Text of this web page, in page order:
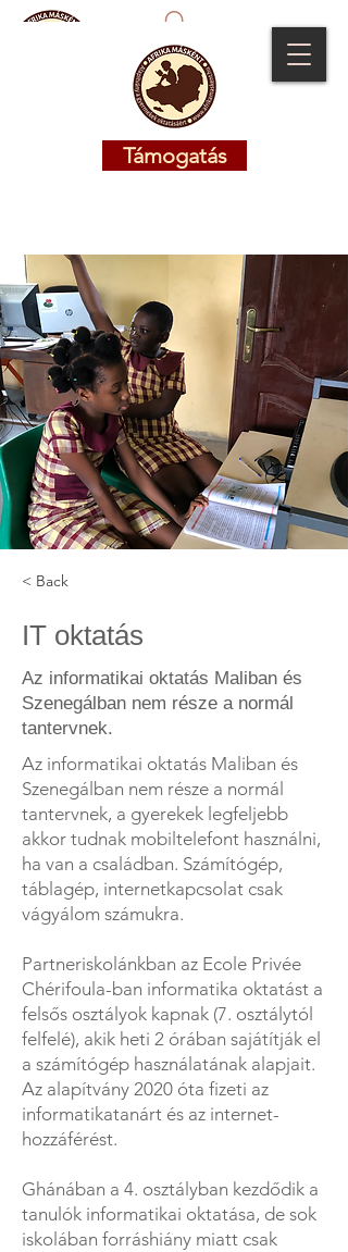
Támogatás
Támogatás
< Back
IT oktatás
Az informatikai oktatás Maliban és
Szenegálban nem része a normál
tantervnek.
Az informatikai oktatás Maliban és
Szenegálban nem része a normál
tantervnek, a gyerekek legfeljebb
akkor tudnak mobiltelefont használni,
ha van a családban. Számítógép,
táblagép, internetkapcsolat csak
vágyálom számukra.
Partneriskolánkban az Ecole Privée
Chérifoula-ban informatika oktatást a
felsős osztályok kapnak (7. osztálytól
felfelé), akik heti 2 órában sajátítják el
a számítógép használatának alapjait.
Az alapítvány 2020 óta fizeti az
informatikatanárt és az internet-
hozzáférést.
Ghánában a 4. osztályban kezdődik a
tanulók informatikai oktatása, de sok
iskolában forráshiány miatt csak